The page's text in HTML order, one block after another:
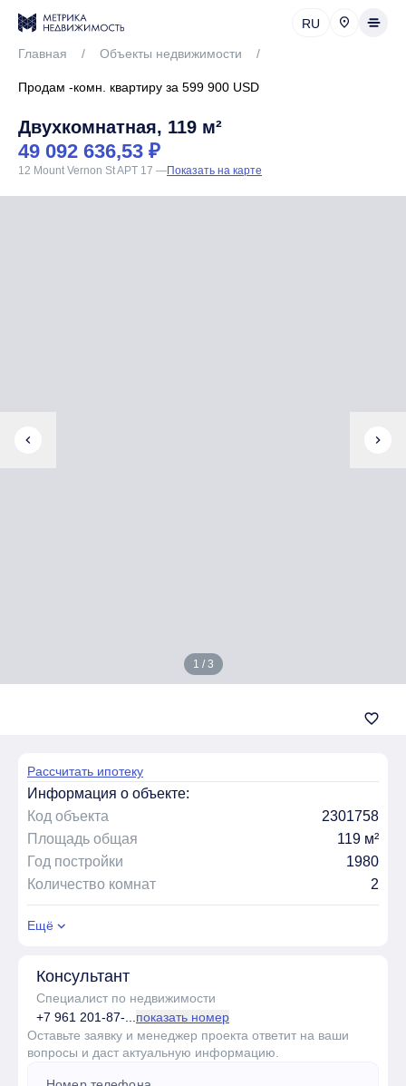
RU
Главная / Объекты недвижимости /
Продам -комн. квартиру за 599 900 USD
Двухкомнатная, 119 м²
49 092 636,53 ₽
12 Mount Vernon St APT 17 —Показать на карте
chevron_left chevron_right
1 / 3
favorite_border
Рассчитать ипотеку
Информация о объекте:
Код объекта
2301758
Площадь общая
119 м²
Год постройки
1980
Количество комнат
2
Ещё
Консультант
Специалист по недвижимости
+7 961 201-87-... показать номер
Оставьте заявку и менеджер проекта ответит на ваши
вопросы и даст актуальную информацию.